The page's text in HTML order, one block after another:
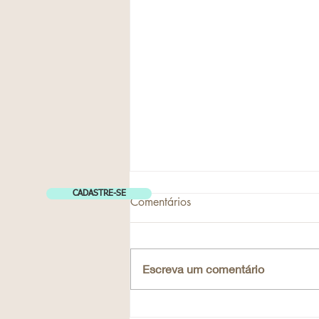
Comentários
Escreva um comentário
CADASTRE-SE